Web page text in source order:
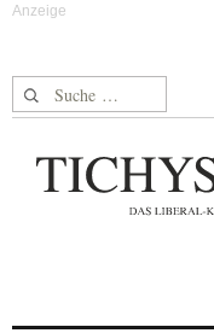
Suche nach: